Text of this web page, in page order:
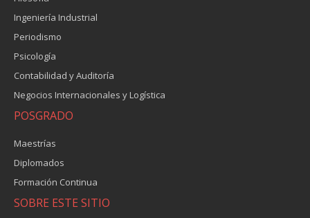
Ingeniería Industrial
Periodismo
Psicología
Contabilidad y Auditoría
Negocios Internacionales y Logística
POSGRADO
Maestrías
Diplomados
Formación Continua
SOBRE ESTE SITIO